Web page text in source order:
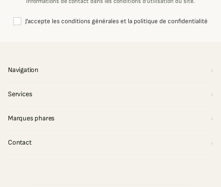
J'accepte les conditions générales et la politique de confidentialité
Navigation
Services
Marques phares
Contact